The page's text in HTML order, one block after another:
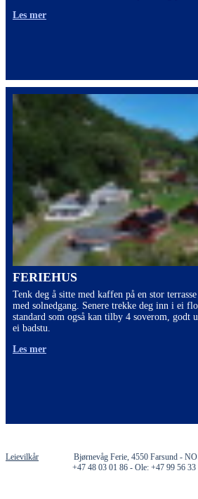
Les mer
FERIEHUS
Tenk deg å sitte med kaffen på en stor
med solnedgang. Senere trekke deg inn i ei
standard som også kan tilby 4 soverom, godt
ei badstu.
Les mer
Leievilkår
Bjørnevåg Ferie, 4550 Farsund -
+47 48 03 01 86 - Ole: +47 99 56